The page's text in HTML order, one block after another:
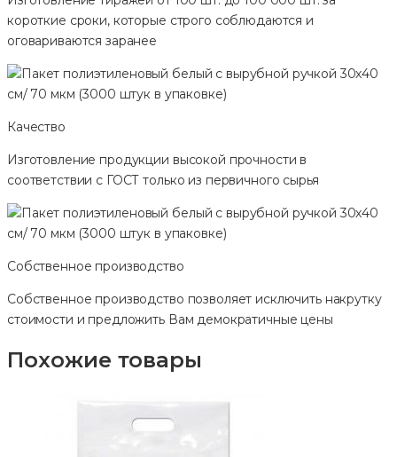
короткие сроки, которые строго соблюдаются и
оговариваются заранее
Качество
Изготовление продукции высокой прочности в
соответствии с ГОСТ только из первичного сырья
Собственное производство
Собственное производство позволяет исключить накрутку
стоимости и предложить Вам демократичные цены
Похожие товары